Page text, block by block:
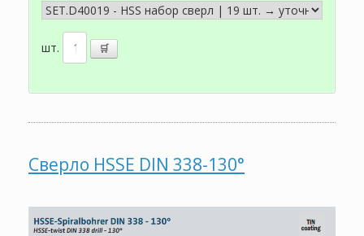
шт.
Сверло HSSE DIN 338-130°